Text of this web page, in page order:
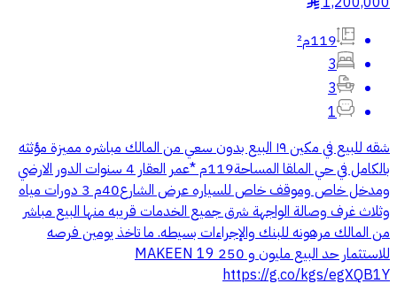
119م²
3
3
1
شقه للبيع في مكين ١٩ البيع بدون سعي من المالك مباشره مميزة مؤثثه
بالكامل في حي الملقا المساحة119م *عمر العقار 4 سنوات الدور الارضي
ومدخل خاص وموقف خاص للسياره عرض الشارع40م 3 دورات مياه
وثلاث غرف وصالة الواجهة شرق جميع الخدمات قريبه منها البيع مباشر
من المالك مرهونه للبنك والإجراءات بسيطه. ما تاخذ يومين فرصه
للاستثمار حد البيع مليون و 250 MAKEEN 19
https://g.co/kgs/egXQB1Y